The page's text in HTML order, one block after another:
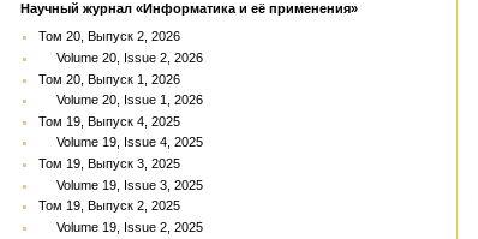
Научный журнал «Информатика и её применения»
Том 20, Выпуск 2, 2026
Volume 20, Issue 2, 2026
Том 20, Выпуск 1, 2026
Volume 20, Issue 1, 2026
Том 19, Выпуск 4, 2025
Volume 19, Issue 4, 2025
Том 19, Выпуск 3, 2025
Volume 19, Issue 3, 2025
Том 19, Выпуск 2, 2025
Volume 19, Issue 2, 2025